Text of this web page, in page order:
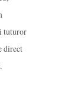
tuturor
direct